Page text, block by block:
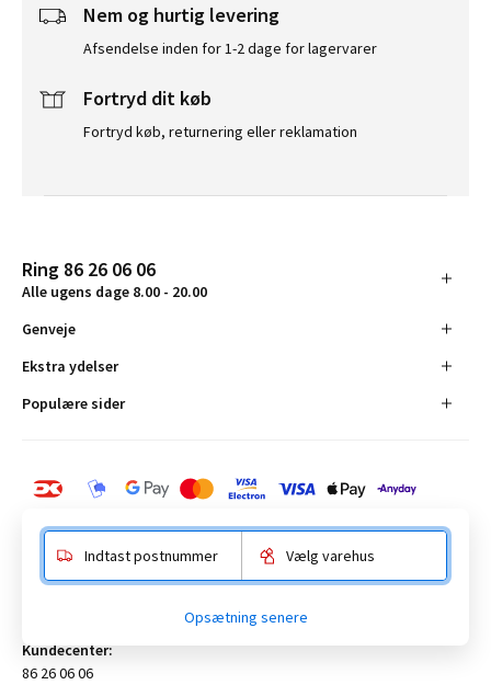
Nem og hurtig levering
Afsendelse inden for 1-2 dage for lagervarer
Fortryd dit køb
Fortryd køb, returnering eller reklamation
Ring 86 26 06 06
Alle ugens dage 8.00 - 20.00
Genveje
Ekstra ydelser
Populære sider
Anelystparken 16, 8381 Tilst. CVR-nummer 19555305
Kundecenter:
86 26 06 06
Indtast postnummer Vælg varehus
Opsætning senere